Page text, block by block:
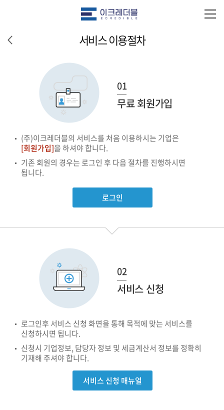
서비스 이용절차
01
무료 회원가입
(주)이크레더블의 서비스를 처음 이용하시는 기업은
[회원가입]을 하셔야 합니다.
기존 회원의 경우는 로그인 후 다음 절차를 진행하시면
됩니다.
로그인
02
서비스 신청
로그인후 서비스 신청 화면을 통해 목적에 맞는 서비스를
신청하시면 됩니다.
신청시 기업정보, 담당자 정보 및 세금계산서 정보를 정확히
기재해 주셔야 합니다.
서비스 신청 매뉴얼